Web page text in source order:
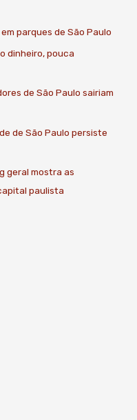
parques de São Paulo
dinheiro, pouca
de São Paulo sairiam
de São Paulo persiste
geral mostra as
paulista